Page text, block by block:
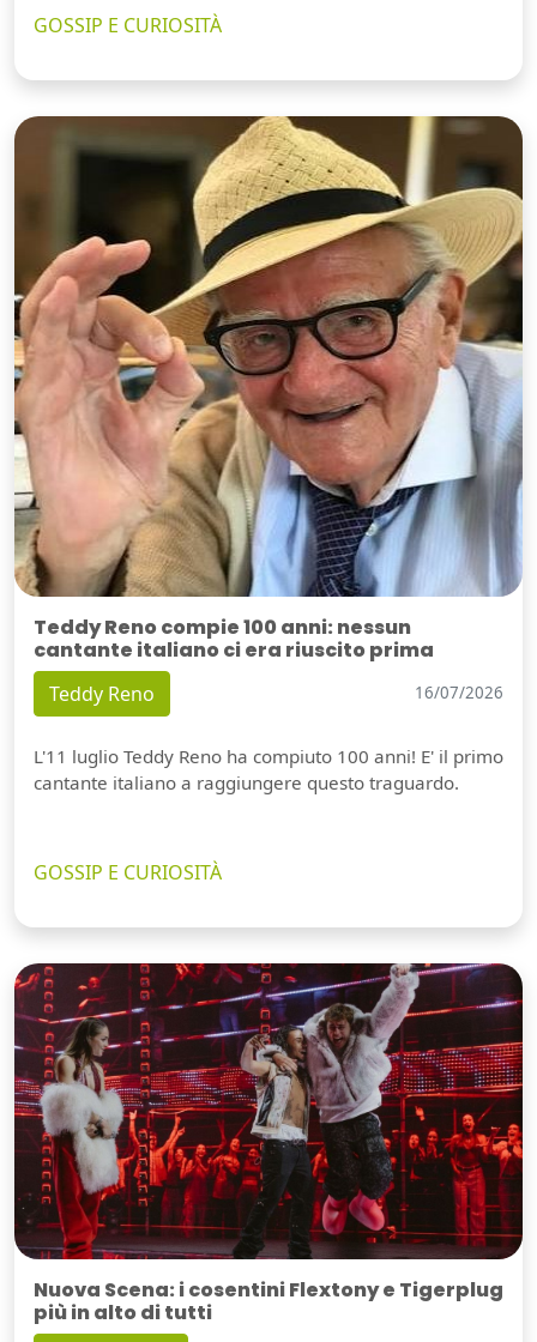
GOSSIP E CURIOSITÀ
Teddy Reno compie 100 anni: nessun
cantante italiano ci era riuscito prima
Teddy Reno 16/07/2026
L'11 luglio Teddy Reno ha compiuto 100 anni! E' il primo
cantante italiano a raggiungere questo traguardo.
GOSSIP E CURIOSITÀ
Nuova Scena: i cosentini Flextony e Tigerplug
più in alto di tutti